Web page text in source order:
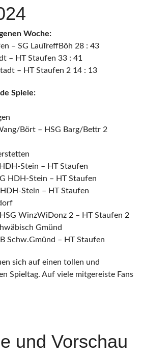
Woche:
– SG LauTreffBöh 28 : 43
– HT Staufen 33 : 41
– HT Staufen 2 14 : 13
Spiele:
Bört – HSG Barg/Bettr 2
Stein – HT Staufen
HDH-Stein – HT Staufen
Stein – HT Staufen
WinzWiDonz 2 – HT Staufen 2
Gmünd
Schw.Gmünd – HT Staufen
sich auf einen tollen und
Spieltag. Auf viele mitgereiste Fans
und Vorschau